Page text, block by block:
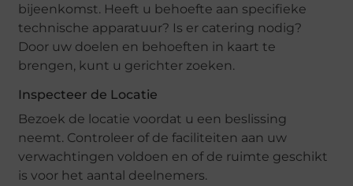
bijeenkomst. Heeft u behoefte aan specifieke
technische apparatuur? Is er catering nodig?
Door uw doelen en behoeften in kaart te
brengen, kunt u gerichter zoeken.
Inspecteer de Locatie
Bezoek de locatie voordat u een beslissing
neemt. Controleer of de faciliteiten aan uw
verwachtingen voldoen en of de ruimte geschikt
is voor het aantal deelnemers.